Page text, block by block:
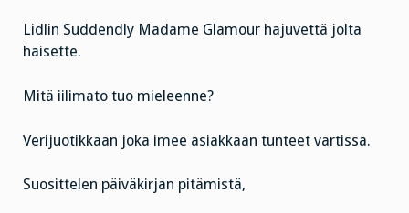
Lidlin Suddendly Madame Glamour hajuvettä jolta
haisette.
Mitä iilimato tuo mieleenne?
Verijuotikkaan joka imee asiakkaan tunteet vartissa.
Suosittelen päiväkirjan pitämistä,